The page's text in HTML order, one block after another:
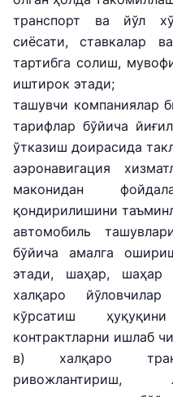
транспорт ва йўл
сиёсати, ставкалар
тартибга солиш,
иштирок этади;
ташувчи компаниялар
тарифлар бўйича
ўтказиш доирасида
аэронавигация
маконидан
қондирилишини
автомобиль
бўйича амалга
этади, шаҳар, шаҳар
халқаро
кўрсатиш
контрактларни ишлаб
в) халқаро
ривожлантириш,